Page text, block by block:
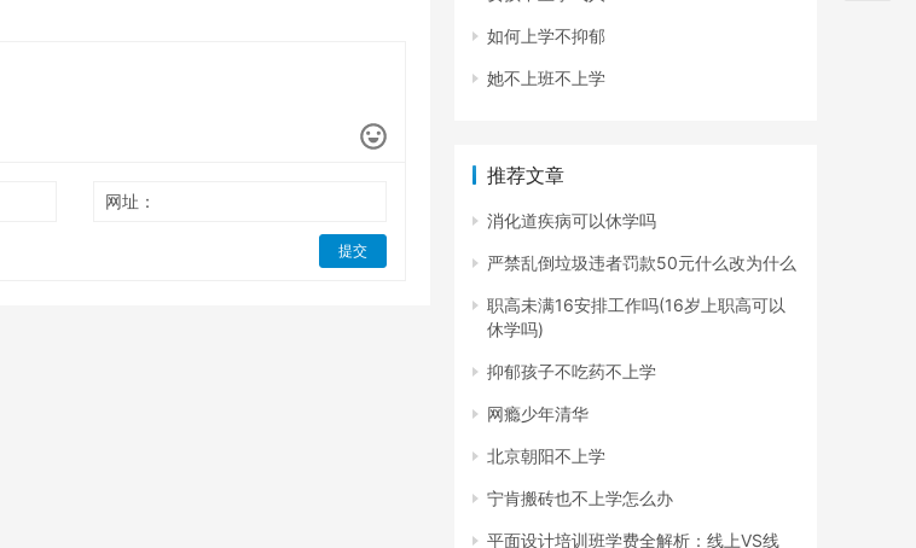
网址：
提交
如何上学不抑郁
她不上班不上学
推荐文章
消化道疾病可以休学吗
严禁乱倒垃圾违者罚款50元什么改为什么
职高未满16安排工作吗(16岁上职高可以
休学吗)
抑郁孩子不吃药不上学
网瘾少年清华
北京朝阳不上学
宁肯搬砖也不上学怎么办
平面设计培训班学费全解析：线上VS线